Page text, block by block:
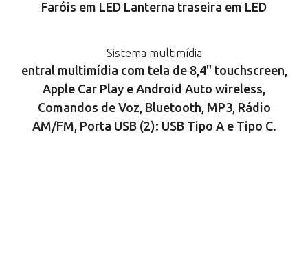
Faróis em LED Lanterna traseira em LED
Sistema multimídia
entral multimídia com tela de 8,4" touchscreen,
Apple Car Play e Android Auto wireless,
Comandos de Voz, Bluetooth, MP3, Rádio
AM/FM, Porta USB (2): USB Tipo A e Tipo C.